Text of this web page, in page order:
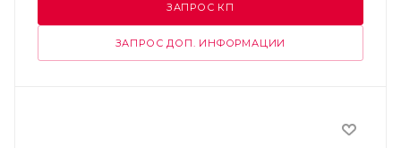
ЗАПРОС КП
ЗАПРОС ДОП. ИНФОРМАЦИИ